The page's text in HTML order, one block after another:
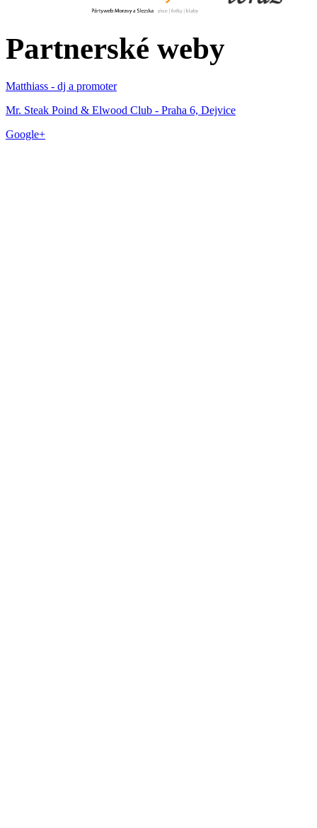
Partnerské weby
Matthiass - dj a promoter
Mr. Steak Poind & Elwood Club - Praha 6, Dejvice
Google+